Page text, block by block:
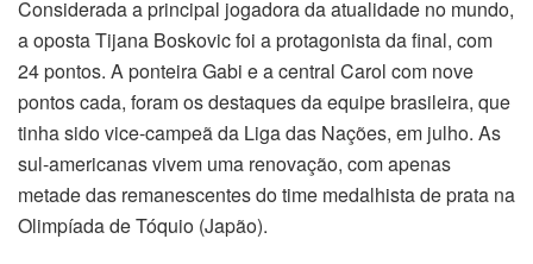
Considerada a principal jogadora da atualidade no mundo,
a oposta Tijana Boskovic foi a protagonista da final, com
24 pontos. A ponteira Gabi e a central Carol com nove
pontos cada, foram os destaques da equipe brasileira, que
tinha sido vice-campeã da Liga das Nações, em julho. As
sul-americanas vivem uma renovação, com apenas
metade das remanescentes do time medalhista de prata na
Olimpíada de Tóquio (Japão).